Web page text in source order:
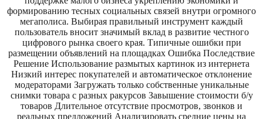
формированию тесных социальных связей внутри огромного
мегаполиса. Выбирая правильный инструмент каждый
пользователь вносит значимый вклад в развитие честного
цифрового рынка своего края. Типичные ошибки при
размещении объявлений на площадках Ошибка Последствие
Решение Использование размытых картинок из интернета
Низкий интерес покупателей и автоматическое отклонение
модераторами Загружать только собственные уникальные
снимки товара с разных ракурсов Завышение стоимости б/у
товаров Длительное отсутствие просмотров, звонков и
реальных предложений Анализировать средние цены на